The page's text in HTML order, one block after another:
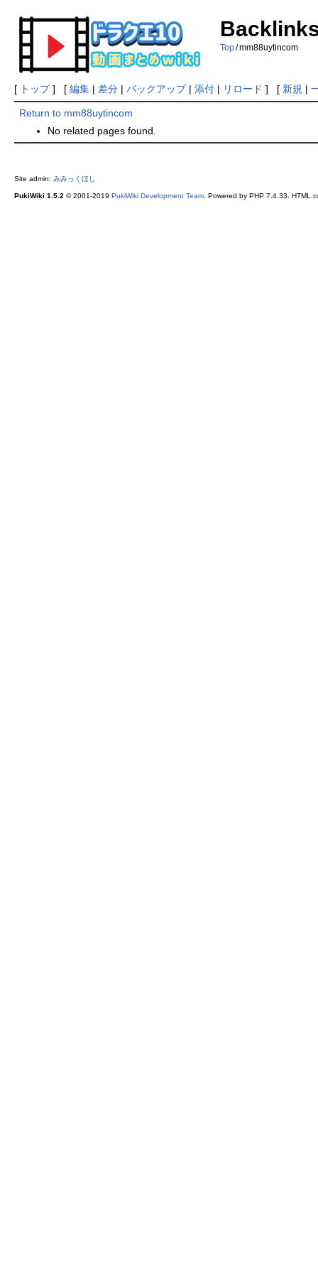
Top /mm88uytincom
[ トップ] [ 編集| 差分| バックアップ| 添付| リロード ] [ 新規 |
Return to mm88uytincom
No related pages found.
Site admin: みみっくほし
PukiWiki 1.5.2 © 2001-2019 PukiWiki Development Team. Powered by PHP 7.4.33. HTML